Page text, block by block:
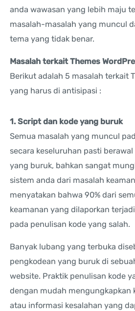
anda wawasan yang lebih maju
masalah-masalah yang muncul
tema yang tidak benar.
Masalah terkait Themes
Berikut adalah 5 masalah terkait
yang harus di antisipasi :
1. Script dan kode yang buruk
Semua masalah yang muncul
secara keseluruhan pasti
yang buruk, bahkan sangat
sistem anda dari masalah
menyatakan bahwa 90% dari
keamanan yang dilaporkan
pada penulisan kode yang salah.
Banyak lubang yang terbuka
pengkodean yang buruk di
website. Praktik penulisan kode
dengan mudah mengungkapkan
atau informasi kesalahan yang